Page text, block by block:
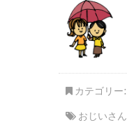
カテゴリー:
おじいさん